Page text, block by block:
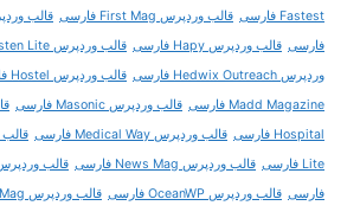
Fastest فارسی
قالب وردپرس First Mag فارسی
فارسی قالب وردپرس Hapy فارسی قالب وردپرس Hasten Lite فارسی
وردپرس Hedwix Outreach فارسی
قالب وردپرس Hostel فارسی
Madd Magazine فارسی
قالب وردپرس Masonic فارسی
Hospital فارسی
قالب وردپرس Medical Way فارسی
Lite فارسی
قالب وردپرس News Mag فارسی
فارسی قالب وردپرس OceanWP فارسی قالب وردپرس Online Mag فارسی